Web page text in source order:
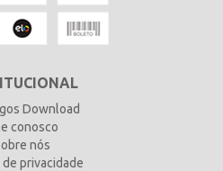
Download
conosco
nós
privacidade